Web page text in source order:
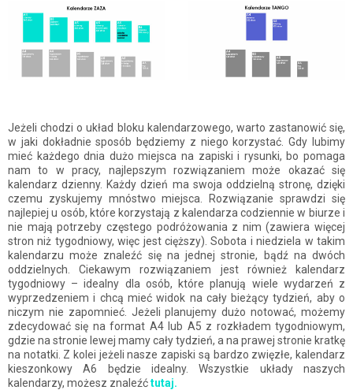
Jeżeli chodzi o układ bloku kalendarzowego, warto zastanowić się,
w jaki dokładnie sposób będziemy z niego korzystać. Gdy lubimy
mieć każdego dnia dużo miejsca na zapiski i rysunki, bo pomaga
nam to w pracy, najlepszym rozwiązaniem może okazać się
kalendarz dzienny. Każdy dzień ma swoja oddzielną stronę, dzięki
czemu zyskujemy mnóstwo miejsca. Rozwiązanie sprawdzi się
najlepiej u osób, które korzystają z kalendarza codziennie w biurze i
nie mają potrzeby częstego podróżowania z nim (zawiera więcej
stron niż tygodniowy, więc jest cięższy). Sobota i niedziela w takim
kalendarzu może znaleźć się na jednej stronie, bądź na dwóch
oddzielnych. Ciekawym rozwiązaniem jest również kalendarz
tygodniowy – idealny dla osób, które planują wiele wydarzeń z
wyprzedzeniem i chcą mieć widok na cały bieżący tydzień, aby o
niczym nie zapomnieć. Jeżeli planujemy dużo notować, możemy
zdecydować się na format A4 lub A5 z rozkładem tygodniowym,
gdzie na stronie lewej mamy cały tydzień, a na prawej stronie kratkę
na notatki. Z kolei jeżeli nasze zapiski są bardzo zwięzłe, kalendarz
kieszonkowy A6 będzie idealny. Wszystkie układy naszych
kalendarzy, możesz znaleźćtutaj.